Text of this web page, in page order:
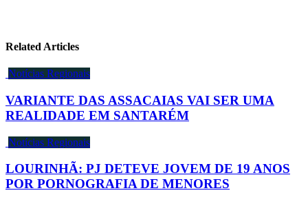
Related Articles
Notícias Regionais
VARIANTE DAS ASSACAIAS VAI SER UMA
REALIDADE EM SANTARÉM
Notícias Regionais
LOURINHÃ: PJ DETEVE JOVEM DE 19 ANOS
POR PORNOGRAFIA DE MENORES